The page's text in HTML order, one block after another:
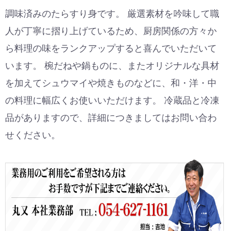
調味済みのたらすり身です。 厳選素材を吟味して職
人が丁寧に摺り上げているため、厨房関係の方々か
ら料理の味をランクアップすると喜んでいただいて
います。 椀だねや鍋ものに、またオリジナルな具材
を加えてシュウマイや焼きものなどに、和・洋・中
の料理に幅広くお使いいただけます。 冷蔵品と冷凍
品がありますので、詳細につきましてはお問い合わ
せください。